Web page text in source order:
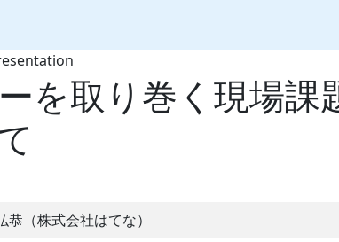
を取り巻く現場課
（株式会社はてな）